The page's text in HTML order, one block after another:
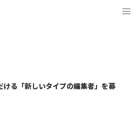
ける「新しいタイプの編集者」を募